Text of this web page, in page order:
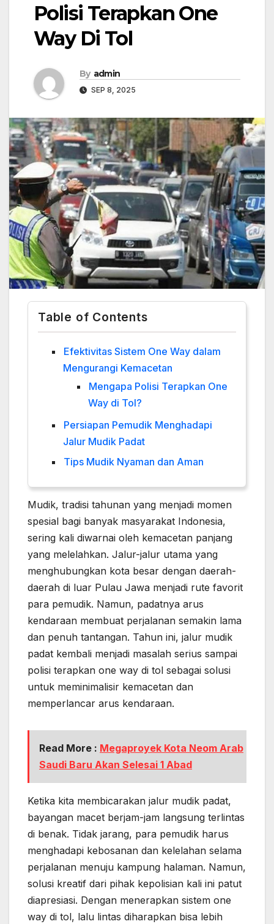
Polisi Terapkan One
Way Di Tol
By admin
SEP 8, 2025
Table of Contents
Efektivitas Sistem One Way dalam
Mengurangi Kemacetan
Mengapa Polisi Terapkan One
Way di Tol?
Persiapan Pemudik Menghadapi
Jalur Mudik Padat
Tips Mudik Nyaman dan Aman
Mudik, tradisi tahunan yang menjadi momen
spesial bagi banyak masyarakat Indonesia,
sering kali diwarnai oleh kemacetan panjang
yang melelahkan. Jalur-jalur utama yang
menghubungkan kota besar dengan daerah-
daerah di luar Pulau Jawa menjadi rute favorit
para pemudik. Namun, padatnya arus
kendaraan membuat perjalanan semakin lama
dan penuh tantangan. Tahun ini, jalur mudik
padat kembali menjadi masalah serius sampai
polisi terapkan one way di tol sebagai solusi
untuk meminimalisir kemacetan dan
memperlancar arus kendaraan.
Read More : Megaproyek Kota Neom Arab
Saudi Baru Akan Selesai 1 Abad
Ketika kita membicarakan jalur mudik padat,
bayangan macet berjam-jam langsung terlintas
di benak. Tidak jarang, para pemudik harus
menghadapi kebosanan dan kelelahan selama
perjalanan menuju kampung halaman. Namun,
solusi kreatif dari pihak kepolisian kali ini patut
diapresiasi. Dengan menerapkan sistem one
way di tol, lalu lintas diharapkan bisa lebih